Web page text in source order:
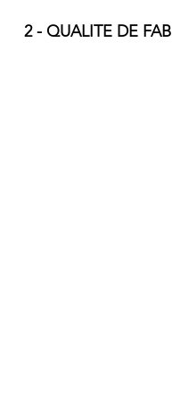
2 - QUALITE DE